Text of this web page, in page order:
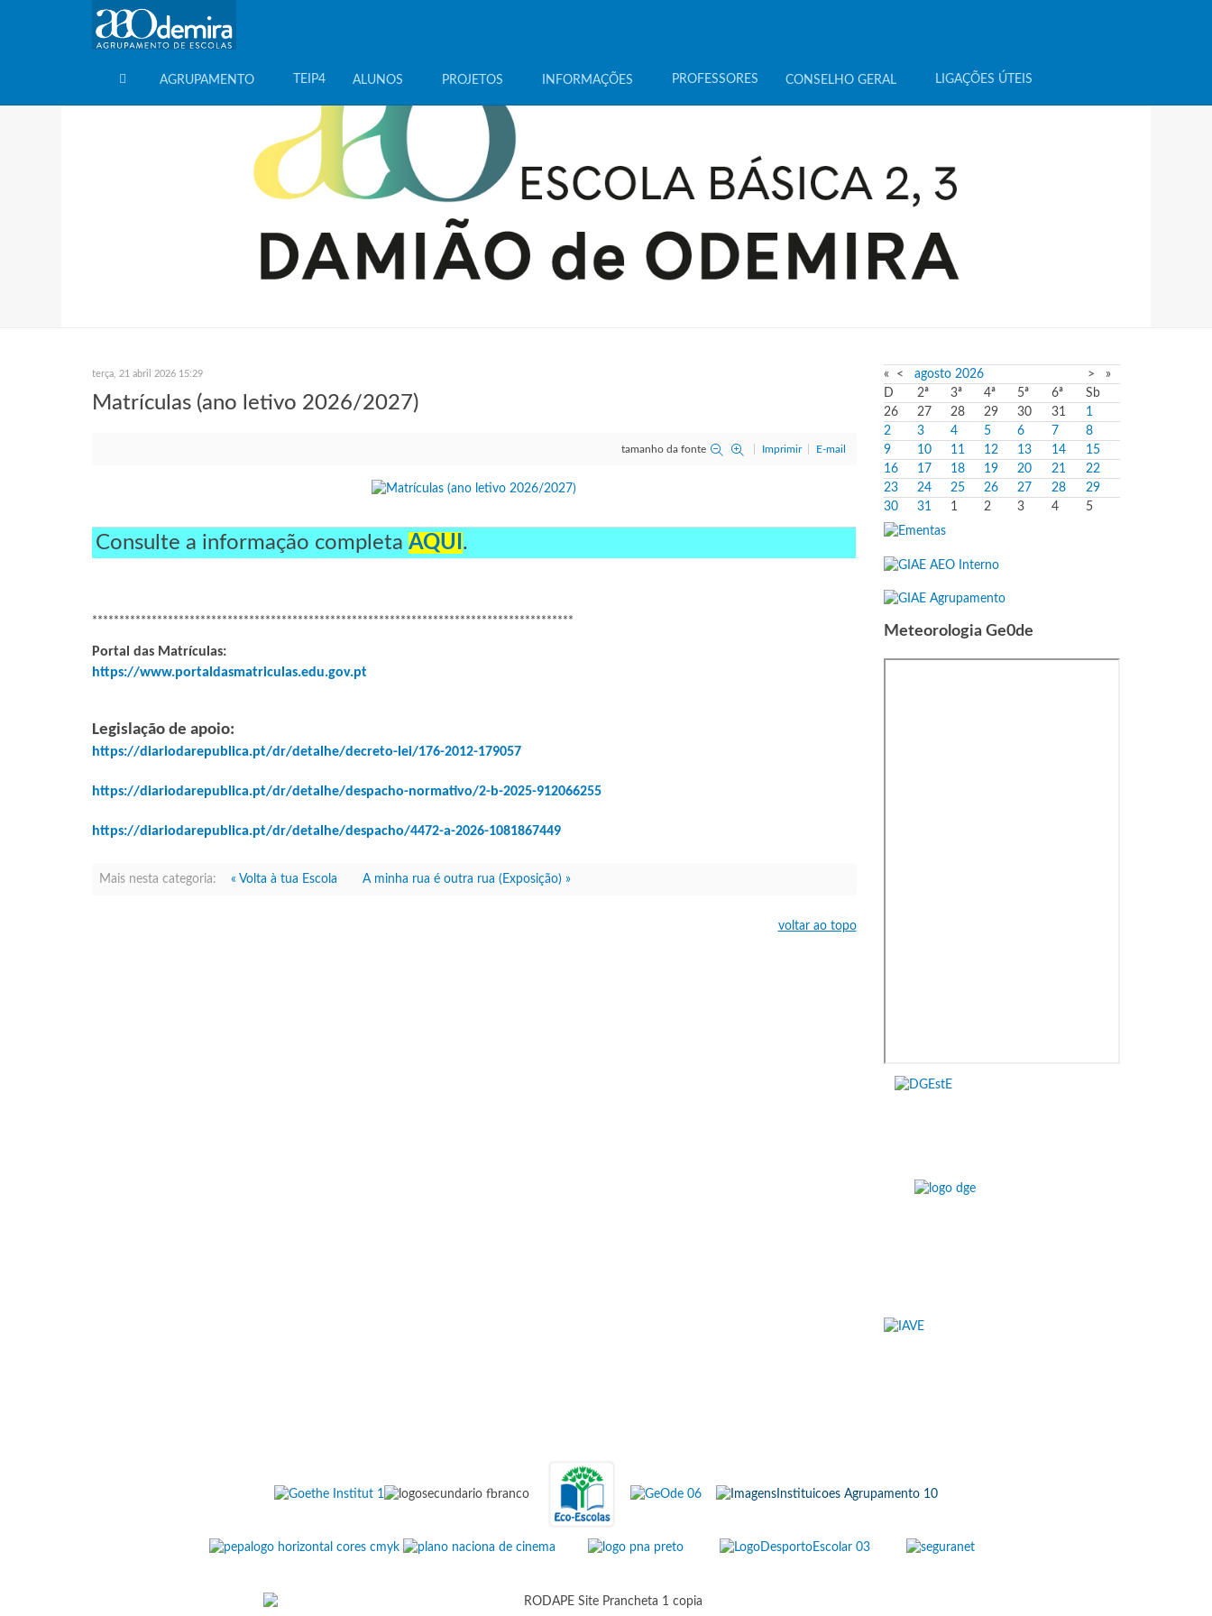
AGRUPAMENTO TEIP4 ALUNOS PROJETOS INFORMAÇÕES PROFESSORES CONSELHO GERAL LIGAÇÕES ÚTEIS
terça, 21 abril 2026 15:29
Matrículas (ano letivo 2026/2027)
tamanho da fonte Imprimir E-mail
Consulte a informação completa AQUI .
*****************************************************************************************
Portal das Matrículas:
https://www.portaldasmatriculas.edu.gov.pt
Legislação de apoio:
https://diariodarepublica.pt/dr/detalhe/decreto-lei/176-2012-179057
https://diariodarepublica.pt/dr/detalhe/despacho-normativo/2-b-2025-912066255
https://diariodarepublica.pt/dr/detalhe/despacho/4472-a-2026-1081867449
Mais nesta categoria: « Volta à tua Escola A minha rua é outra rua (Exposição) »
voltar ao topo
« < agosto 2026 >
»
D
2ª 3ª 4ª 5ª 6ª
Sb
26
27 28 29 30 31
1
2
3 4 5 6 7
8
9
10 11 12 13 14
15
16
17 18 19 20 21
22
23
24 25 26 27 28
29
30
31 1 2 3 4 5
Meteorologia Ge0de